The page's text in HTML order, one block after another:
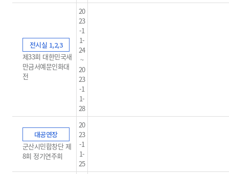
전시실 1,2,3
제33회 대한민국새
만금서예문인화대
전
20
23
-1
1-
24
~
20
23
-1
1-
28
대공연장
군산시민합창단 제
8회 정기연주회
20
23
-1
1-
25